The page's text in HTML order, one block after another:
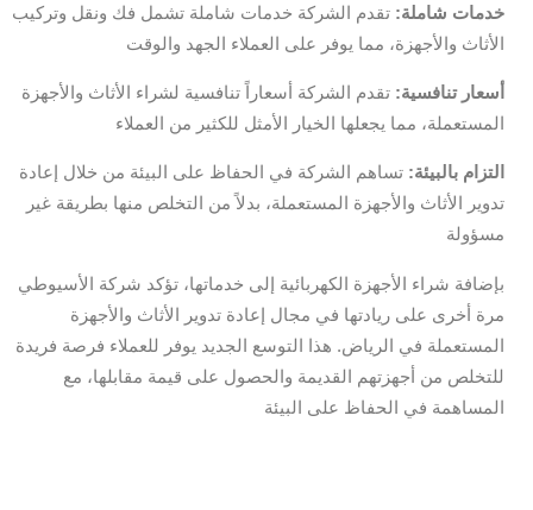
خدمات شاملة: تقدم الشركة خدمات شاملة تشمل فك ونقل وتركيب
الأثاث والأجهزة، مما يوفر على العملاء الجهد والوقت
أسعار تنافسية: تقدم الشركة أسعاراً تنافسية لشراء الأثاث والأجهزة
المستعملة، مما يجعلها الخيار الأمثل للكثير من العملاء
التزام بالبيئة: تساهم الشركة في الحفاظ على البيئة من خلال إعادة
تدوير الأثاث والأجهزة المستعملة، بدلاً من التخلص منها بطريقة غير
مسؤولة
بإضافة شراء الأجهزة الكهربائية إلى خدماتها، تؤكد شركة الأسيوطي
مرة أخرى على ريادتها في مجال إعادة تدوير الأثاث والأجهزة
المستعملة في الرياض. هذا التوسع الجديد يوفر للعملاء فرصة فريدة
للتخلص من أجهزتهم القديمة والحصول على قيمة مقابلها، مع
المساهمة في الحفاظ على البيئة